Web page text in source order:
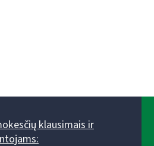
klausimais ir